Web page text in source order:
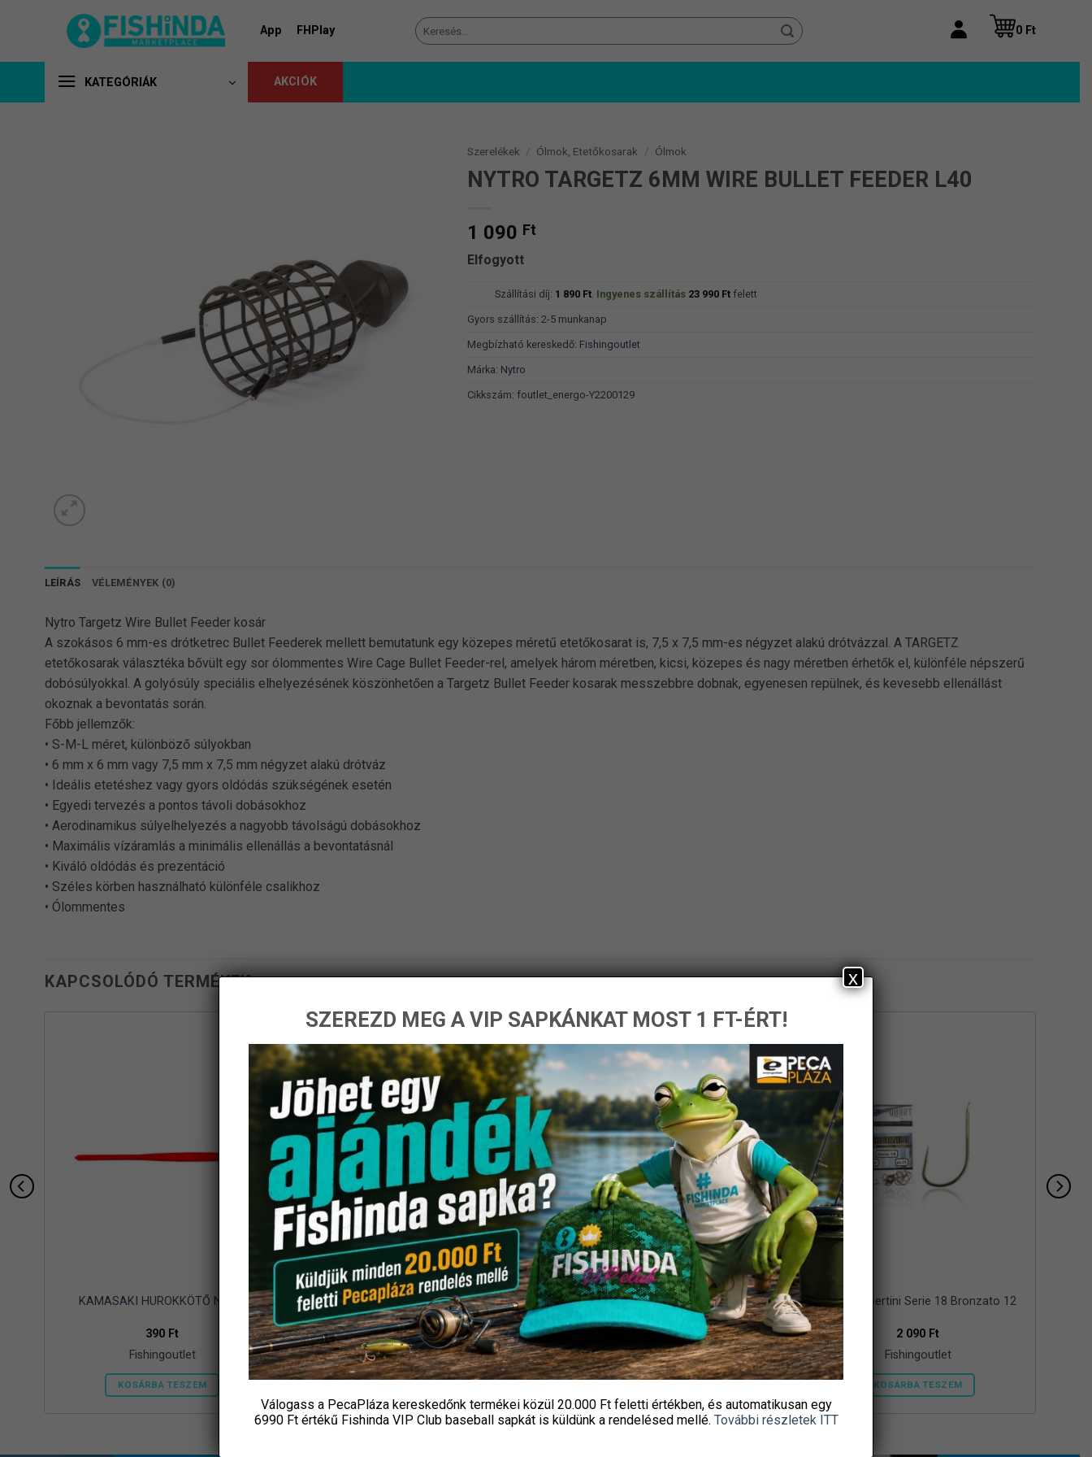
App FHPlay
Keresés
a
0 Ft
KATEGÓRIÁK AKCIÓK
Szerelékek / Ólmok, Etetőkosarak / Ólmok
NYTRO TARGETZ 6MM WIRE BULLET FEEDER L40
1 090 Ft
Elfogyott
Szállítási díj: 1 890 Ft. Ingyenes szállítás 23 990 Ftfelett
Gyors szállítás: 2-5 munkanap
Megbízható kereskedő: Fishingoutlet
Márka: Nytro
Cikkszám: foutlet_energo-Y2200129
LEÍRÁS VÉLEMÉNYEK (0)
Nytro Targetz Wire Bullet Feeder kosár
A szokásos 6 mm-es drótketrec Bullet Feederek mellett bemutatunk egy közepes méretű etetőkosarat is, 7,5 x 7,5 mm-es négyzet alakú drótvázzal. A TARGETZ
etetőkosarak választéka bővült egy sor ólommentes Wire Cage Bullet Feeder-rel, amelyek három méretben, kicsi, közepes és nagy méretben érhetők el, különféle népszerű
dobósúlyokkal. A golyósúly speciális elhelyezésének köszönhetően a Targetz Bullet Feeder kosarak messzebbre dobnak, egyenesen repülnek, és kevesebb ellenállást
okoznak a bevontatás során.
Főbb jellemzők:
• S-M-L méret, különböző súlyokban
• 6 mm x 6 mm vagy 7,5 mm x 7,5 mm négyzet alakú drótváz
• Ideális etetéshez vagy gyors oldódás szükségének esetén
• Egyedi tervezés a pontos távoli dobásokhoz
• Aerodinamikus súlyelhelyezés a nagyobb távolságú dobásokhoz
• Maximális vízáramlás a minimális ellenállás a bevontatásnál
• Kiváló oldódás és prezentáció
• Széles körben használható különféle csalikhoz
• Ólommentes
KAPCSOLÓDÓ TERMÉKEK
KAMASAKI HUROKKÖTŐ NAGY
390 Ft
Fishingoutlet
KOSÁRBA TESZEM
PRESTON In-line Flat Method Feeder
kosár – Large 80g
1 350Ft
Fishingoutlet
PRESTON ICS Quick Change Bead
gyorskapocs – Small (PICS/03)
1 450Ft
Fishingoutlet
Horog Tubertini Serie 18 Bronzato 12
2 090 Ft
Fishingoutlet
KOSÁRBA TESZEM
SZEREZD MEG A VIP SAPKÁNKAT MOST 1 FT-ÉRT!
Válogass a PecaPláza kereskedőnk termékei közül 20.000 Ft felettiértékben, és automatikusan egy
6990 Ft értékű Fishinda VIP Club baseball sapkátis küldünk a rendelésed mellé. További részletek ITT
x